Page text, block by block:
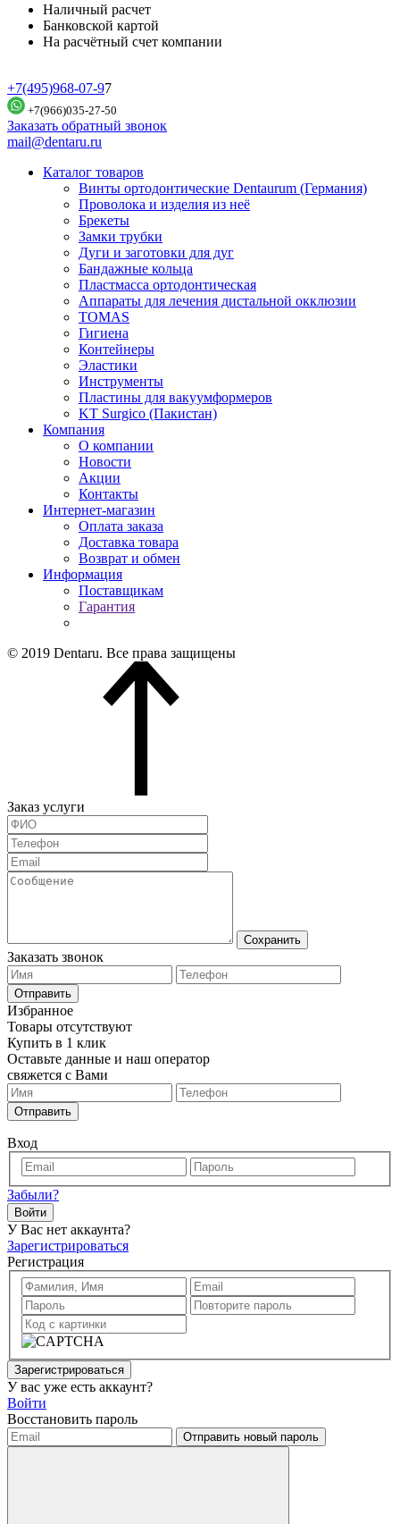
Наличный расчет
Банковской картой
На расчётный счет компании
+7(495)968-07-97
+7(966)035-27-50
Заказать обратный звонок
mail@dentaru.ru
Каталог товаров
Винты ортодонтические Dentaurum (Германия)
Проволока и изделия из неё
Брекеты
Замки трубки
Дуги и заготовки для дуг
Бандажные кольца
Пластмасса ортодонтическая
Аппараты для лечения дистальной окклюзии
TOMAS
Гигиена
Контейнеры
Эластики
Инструменты
Пластины для вакуумформеров
KT Surgico (Пакистан)
Компания
О компании
Новости
Акции
Контакты
Интернет-магазин
Оплата заказа
Доставка товара
Возврат и обмен
Информация
Поставщикам
Гарантия
© 2019 Dentaru. Все права защищены
Заказ услуги
Сохранить
Заказать звонок
Отправить
Избранное
Товары отсутствуют
Купить в 1 клик
Оставьте данные и наш оператор
свяжется с Вами
Отправить
Вход
Забыли?
Войти
У Вас нет аккаунта?
Зарегистрироваться
Регистрация
Зарегистрироваться
У вас уже есть аккаунт?
Войти
Восстановить пароль
Отправить новый пароль